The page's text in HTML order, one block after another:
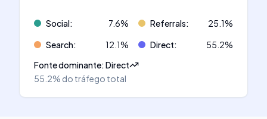
Social: 7.6% Referrals: 25.1%
Search: 12.1% Direct: 55.2%
Fonte dominante:Direct
55.2% do tráfego total